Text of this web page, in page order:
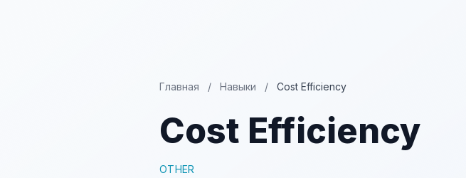
Главная / Навыки / Cost Efficiency
Cost Efficiency
OTHER